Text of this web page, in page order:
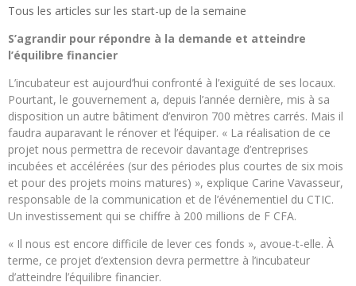
Tous les articles sur les start-up de la semaine
S’agrandir pour répondre à la demande et atteindre
l’équilibre financier
L’incubateur est aujourd’hui confronté à l’exiguïté de ses locaux.
Pourtant, le gouvernement a, depuis l’année dernière, mis à sa
disposition un autre bâtiment d’environ 700 mètres carrés. Mais il
faudra auparavant le rénover et l’équiper. « La réalisation de ce
projet nous permettra de recevoir davantage d’entreprises
incubées et accélérées (sur des périodes plus courtes de six mois
et pour des projets moins matures) », explique Carine Vavasseur,
responsable de la communication et de l’événementiel du CTIC.
Un investissement qui se chiffre à 200 millions de F CFA.
« Il nous est encore difficile de lever ces fonds », avoue-t-elle. À
terme, ce projet d’extension devra permettre à l’incubateur
d’atteindre l’équilibre financier.